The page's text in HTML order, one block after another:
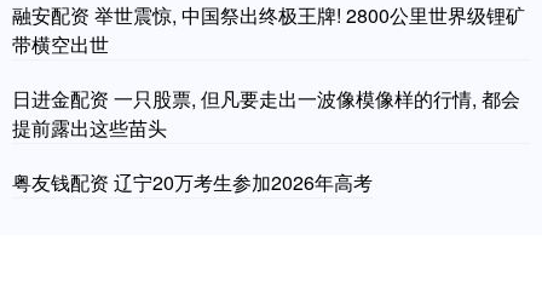
融安配资 举世震惊, 中国祭出终极王牌! 2800公里世界级锂矿
带横空出世
日进金配资 一只股票, 但凡要走出一波像模像样的行情, 都会
提前露出这些苗头
粤友钱配资 辽宁20万考生参加2026年高考